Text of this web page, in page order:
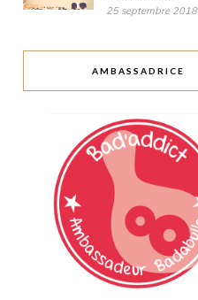
25 septembre 2018
AMBASSADRICE